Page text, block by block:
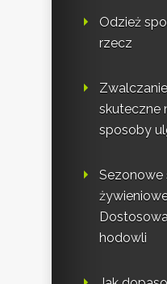
Odzież
rzecz
skuteczne
sposoby
Sezonowe
hodowli